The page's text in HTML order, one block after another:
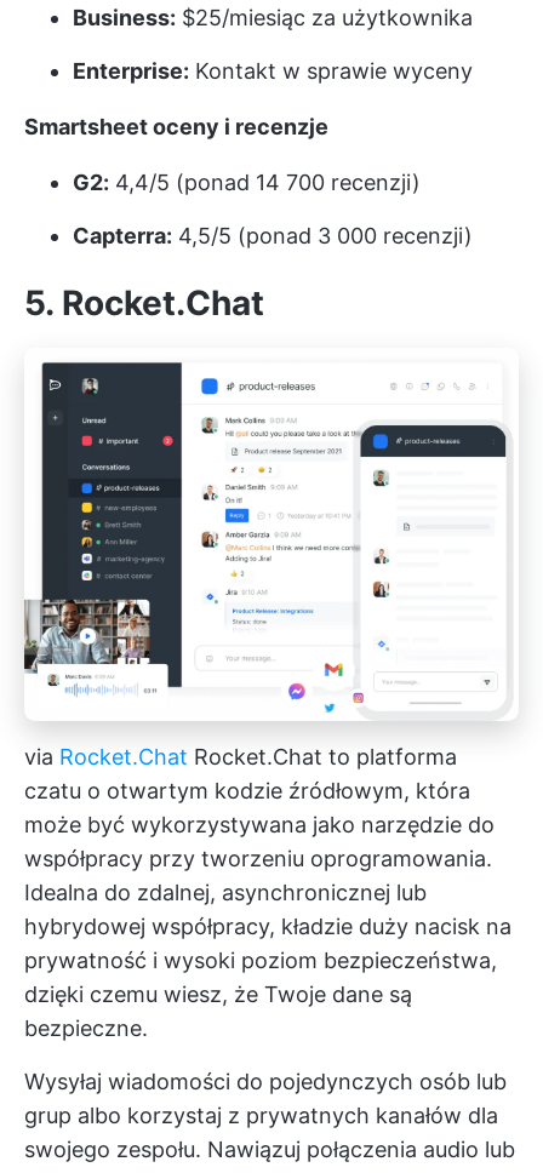
Business: $25/miesiąc za użytkownika
Enterprise: Kontakt w sprawie wyceny
Smartsheet oceny i recenzje
G2: 4,4/5 (ponad 14 700 recenzji)
Capterra: 4,5/5 (ponad 3 000 recenzji)
5. Rocket.Chat
via Rocket.Chat Rocket.Chat to platforma
czatu o otwartym kodzie źródłowym, która
może być wykorzystywana jako narzędzie do
współpracy przy tworzeniu oprogramowania.
Idealna do zdalnej, asynchronicznej lub
hybrydowej współpracy, kładzie duży nacisk na
prywatność i wysoki poziom bezpieczeństwa,
dzięki czemu wiesz, że Twoje dane są
bezpieczne.
Wysyłaj wiadomości do pojedynczych osób lub
grup albo korzystaj z prywatnych kanałów dla
swojego zespołu. Nawiązuj połączenia audio lub